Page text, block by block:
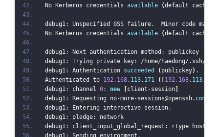
No Kerberos credentials available (default cache:
debug1: Unspecified GSS failure.  Minor code may
No Kerberos credentials available (default cache:
debug1: Next authentication method: publickey
debug1: Trying private key: /home/haedong/.ssh/
debug1: Authentication succeeded (publickey) .
Authenticated to 192.168. 113. 171 ([192.168. 113.
debug1: channel 0: new [client-session]
debug1: Requesting no-more-sessions@openssh. com
debug1: Entering interactive session.
debug1: pledge: network
debug1: client_input_global_request: rtype
debug1: Sending environment.